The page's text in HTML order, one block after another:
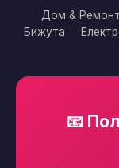
Дом & Ремонт
Бижута
📧